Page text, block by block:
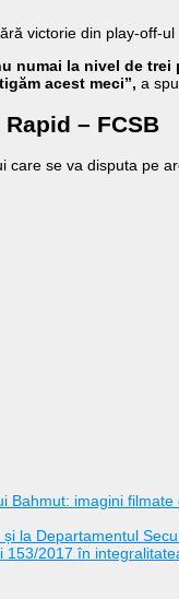
victorie din play-off-ul
numai la nivel de
acest meci”, a
– FCSB
care se va disputa pe
Bahmut: imagini
la Departamentul
153/2017 în